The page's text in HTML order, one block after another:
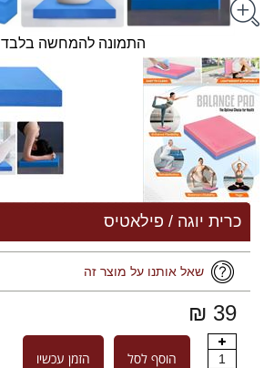
התמונה להמחשה בלבד
כרית יוגה / פילאטיס
שאל אותנו על מוצר זה
39 ₪
1 הוסף לסל הזמן עכשיו